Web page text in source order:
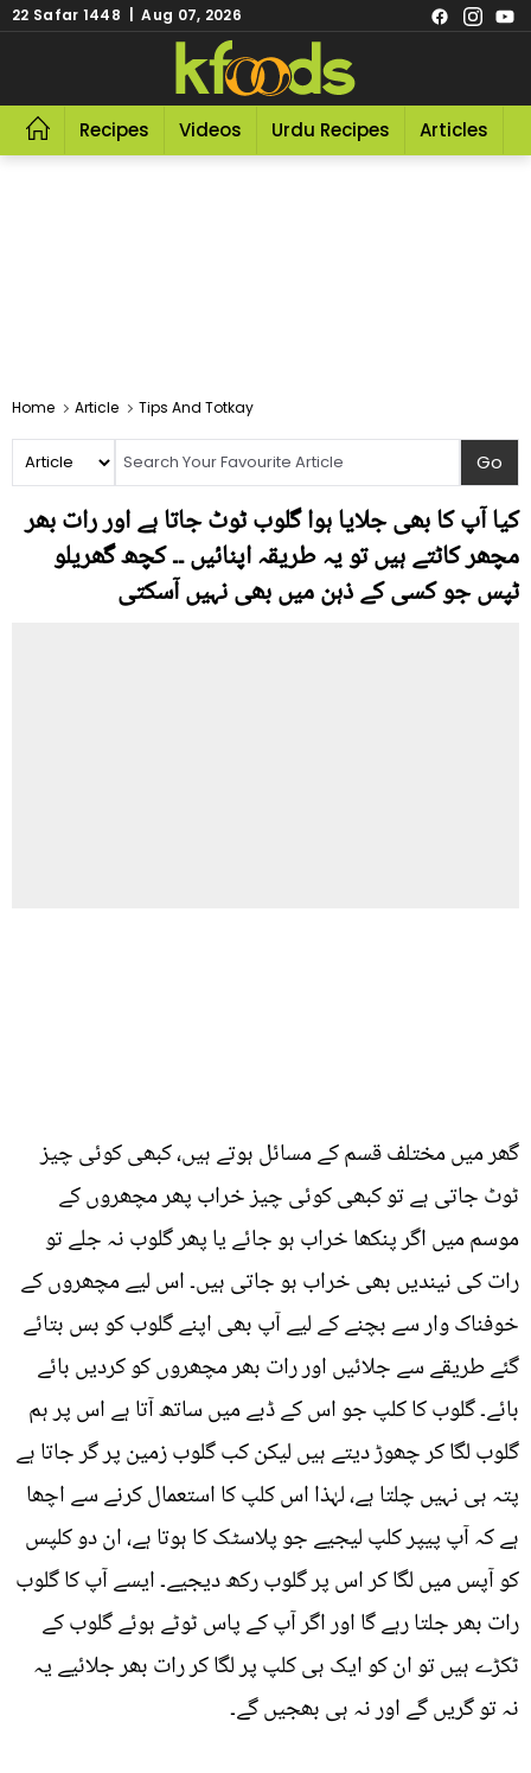
22 Safar 1448 | Aug 07, 2026
Recipes Videos Urdu Recipes Articles
Home Article Tips And Totkay
کیا آپ کا بھی جلایا ہوا گلوب ٹوٹ جاتا ہے اور رات بھر
مچھر کاٹتے ہیں تو یہ طریقہ اپنائیں ۔۔ کچھ گھریلو
ٹپس جو کسی کے ذہن میں بھی نہیں آسکتی
گھر میں مختلف قسم کے مسائل ہوتے ہیں، کبھی کوئی چیز
ٹوٹ جاتی ہے تو کبھی کوئی چیز خراب پھر مچھروں کے
موسم میں اگر پنکھا خراب ہو جائے یا پھر گلوب نہ جلے تو
رات کی نیندیں بھی خراب ہو جاتی ہیں۔ اس لیے مچھروں کے
خوفناک وار سے بچنے کے لیے آپ بھی اپنے گلوب کو بس بتائے
گئے طریقے سے جلائیں اور رات بھر مچھروں کو کردیں بائے
بائے۔ گلوب کا کلپ جو اس کے ڈبے میں ساتھ آتا ہے اس پر ہم
گلوب لگا کر چھوڑ دیتے ہیں لیکن کب گلوب زمین پر گر جاتا ہے
پتہ ہی نہیں چلتا ہے، لہٰذا اس کلپ کا استعمال کرنے سے اچھا
ہے کہ آپ پیپر کلپ لیجیے جو پلاسٹک کا ہوتا ہے، ان دو کلپس
کو آپس میں لگا کر اس پر گلوب رکھ دیجیے۔ ایسے آپ کا گلوب
رات بھر جلتا رہے گا اور اگر آپ کے پاس ٹوٹے ہوئے گلوب کے
ٹکڑے ہیں تو ان کو ایک ہی کلپ پر لگا کر رات بھر جلائیے یہ
نہ تو گریں گے اور نہ ہی بھجیں گے۔